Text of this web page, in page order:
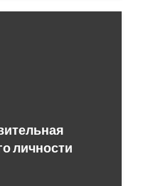
личности